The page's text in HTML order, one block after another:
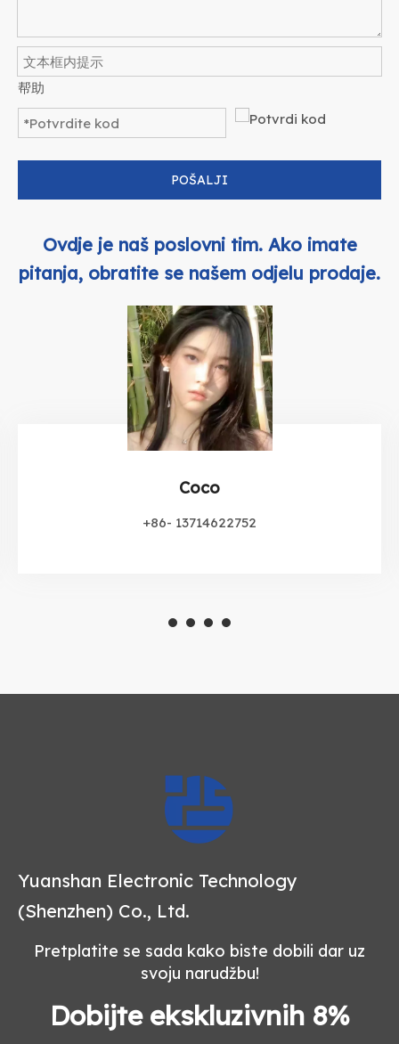
帮助
POŠALJI
Ovdje je naš poslovni tim. Ako imate
pitanja, obratite se našem odjelu prodaje.
Coco
+86- 13714622752
Yuanshan Electronic Technology
(Shenzhen) Co., Ltd.
Pretplatite se sada kako biste dobili dar uz
svoju narudžbu!
Dobijte ekskluzivnih 8%